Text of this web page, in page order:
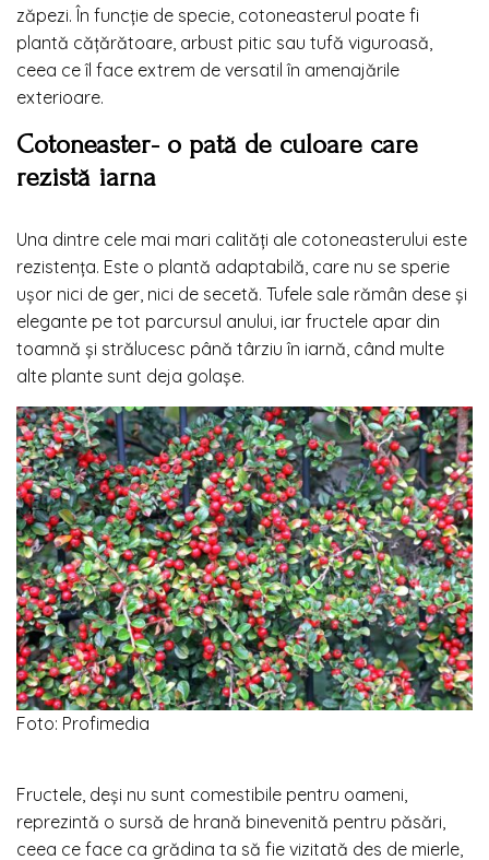
zăpezi. În funcție de specie, cotoneasterul poate fi
plantă cățărătoare, arbust pitic sau tufă viguroasă,
ceea ce îl face extrem de versatil în amenajările
exterioare.
Cotoneaster- o pată de culoare care
rezistă iarna
Una dintre cele mai mari calități ale cotoneasterului este
rezistența. Este o plantă adaptabilă, care nu se sperie
ușor nici de ger, nici de secetă. Tufele sale rămân dese și
elegante pe tot parcursul anului, iar fructele apar din
toamnă și strălucesc până târziu în iarnă, când multe
alte plante sunt deja golașe.
Foto: Profimedia
Fructele, deși nu sunt comestibile pentru oameni,
reprezintă o sursă de hrană binevenită pentru păsări,
ceea ce face ca grădina ta să fie vizitată des de mierle,